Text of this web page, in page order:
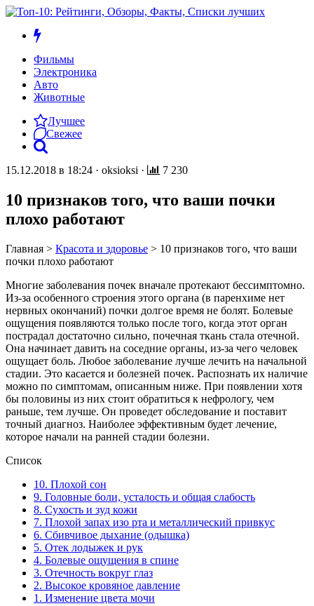
Фильмы
Электроника
Авто
Животные
Лучшее
Свежее
15.12.2018 в 18:24 · oksioksi · 7 230
10 признаков того, что ваши почки
плохо работают
Главная > Красота и здоровье > 10 признаков того, что ваши
почки плохо работают
Многие заболевания почек вначале протекают бессимптомно.
Из-за особенного строения этого органа (в паренхиме нет
нервных окончаний) почки долгое время не болят. Болевые
ощущения появляются только после того, когда этот орган
пострадал достаточно сильно, почечная ткань стала отечной.
Она начинает давить на соседние органы, из-за чего человек
ощущает боль. Любое заболевание лучше лечить на начальной
стадии. Это касается и болезней почек. Распознать их наличие
можно по симптомам, описанным ниже. При появлении хотя
бы половины из них стоит обратиться к нефрологу, чем
раньше, тем лучше. Он проведет обследование и поставит
точный диагноз. Наиболее эффективным будет лечение,
которое начали на ранней стадии болезни.
Список
10. Плохой сон
9. Головные боли, усталость и общая слабость
8. Сухость и зуд кожи
7. Плохой запах изо рта и металлический привкус
6. Сбивчивое дыхание (одышка)
5. Отек лодыжек и рук
4. Болевые ощущения в спине
3. Отечность вокруг глаз
2. Высокое кровяное давление
1. Изменение цвета мочи